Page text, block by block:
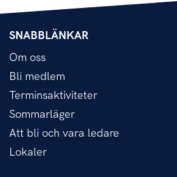
SNABBLÄNKAR
Om oss
Bli medlem
Terminsaktiviteter
Sommarläger
Att bli och vara ledare
Lokaler